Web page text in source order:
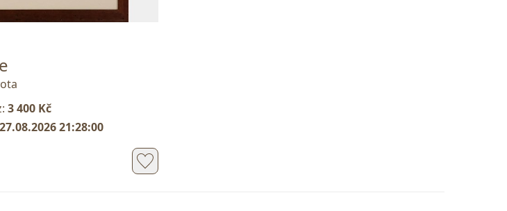
3 400 Kč
27.08.2026 21:28:00